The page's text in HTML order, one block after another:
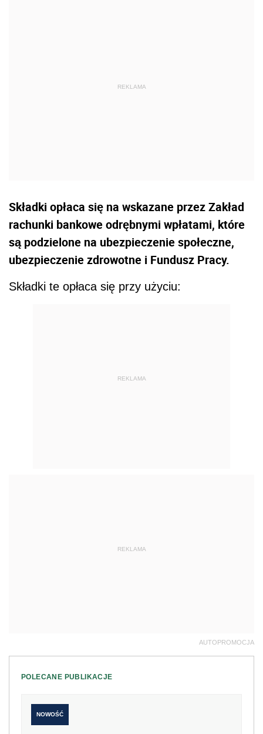
Składki opłaca się na wskazane przez Zakład
rachunki bankowe odrębnymi wpłatami, które
są podzielone na ubezpieczenie społeczne,
ubezpieczenie zdrowotne i Fundusz Pracy.
Składki te opłaca się przy użyciu:
REKLAMA
REKLAMA
AUTOPROMOCJA
POLECANE PUBLIKACJE
NOWOŚĆ